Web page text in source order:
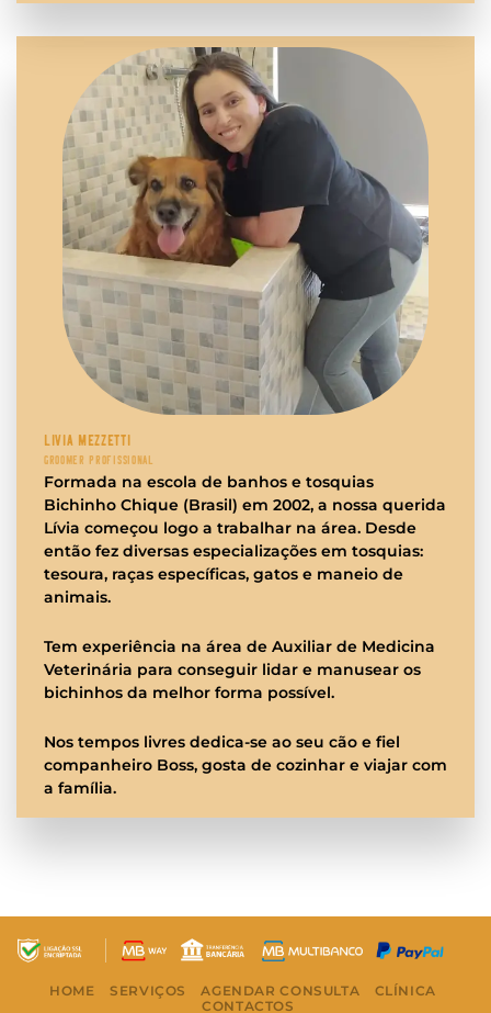
LIVIA MEZZETTI
GROOMER PROFISSIONAL
Formada na escola de banhos e tosquias
Bichinho Chique (Brasil) em 2002, a nossa querida
Lívia começou logo a trabalhar na área. Desde
então fez diversas especializações em tosquias:
tesoura, raças específicas, gatos e maneio de
animais.
Tem experiência na área de Auxiliar de Medicina
Veterinária para conseguir lidar e manusear os
bichinhos da melhor forma possível.
Nos tempos livres dedica-se ao seu cão e fiel
companheiro Boss, gosta de cozinhar e viajar com
a família.
HOME SERVIÇOS AGENDAR CONSULTA
CLÍNICA
CONTACTOS